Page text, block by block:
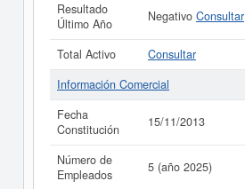
Resultado
Último Año
Negativo Consultar
Total Activo
Consultar
Información Comercial
Fecha
Constitución
15/11/2013
Número de
Empleados
5 (año 2025)